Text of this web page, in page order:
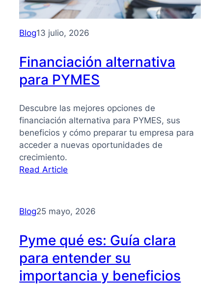
guía
que
necesitas
tomar
mejores
decisiones
Blog13 julio, 2026
Financiación alternativa
para PYMES
Descubre las mejores opciones de
financiación alternativa para PYMES, sus
beneficios y cómo preparar tu empresa para
acceder a nuevas oportunidades de
crecimiento.
Read Article
para
PYMES
Blog25 mayo, 2026
Pyme qué es: Guía clara
para entender su
importancia y beneficios